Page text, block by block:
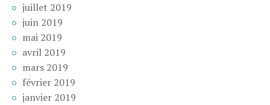
juillet 2019
juin 2019
mai 2019
avril 2019
mars 2019
février 2019
janvier 2019